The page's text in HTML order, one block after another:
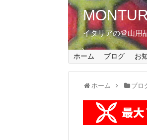
イタリアの登山用
ホーム ブログ お
ホーム ブロ